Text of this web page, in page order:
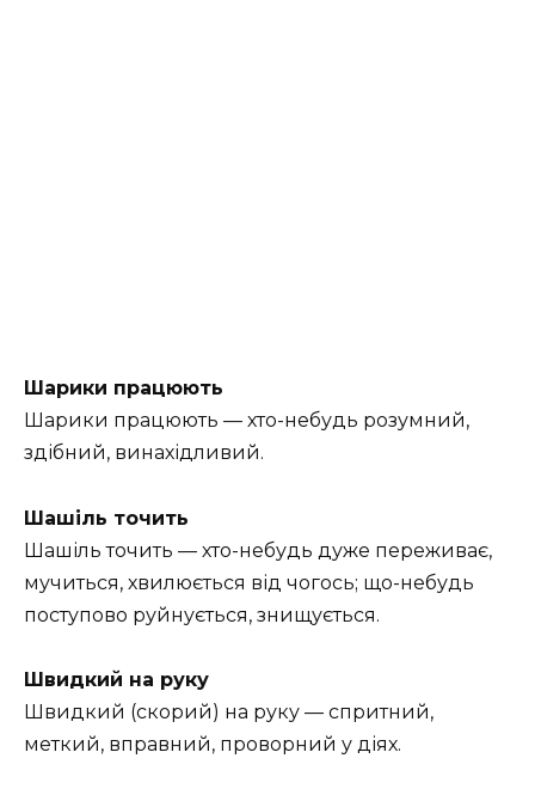
Шарики працюють
Шарики працюють — хто-небудь розумний,
здібний, винахідливий.
Шашіль точить
Шашіль точить — хто-небудь дуже переживає,
мучиться, хвилюється від чогось; що-небудь
поступово руйнується, знищується.
Швидкий на руку
Швидкий (скорий) на руку — спритний,
меткий, вправний, проворний у діях.